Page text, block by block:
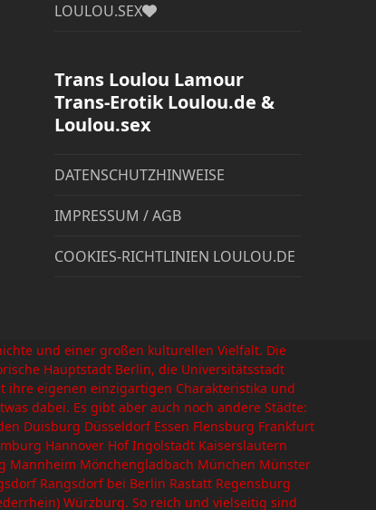
LOULOU.SEX
Trans Loulou Lamour
Trans-Erotik Loulou.de &
Loulou.sex
DATENSCHUTZHINWEISE
IMPRESSUM / AGB
COOKIES-RICHTLINIEN LOULOU.DE
und einer großen kulturellen Vielfalt. Die
Hauptstadt Berlin, die Universitätsstadt
ihre eigenen einzigartigen Charakteristika und
dabei. Es gibt aber auch noch andere Städte:
Duisburg Düsseldorf Essen Flensburg Frankfurt
Hannover Hof Ingolstadt Kaiserslautern
Mannheim Mönchengladbach München Münster
Rangsdorf bei Berlin Rastatt Regensburg
Würzburg. So reich und vielseitig sind